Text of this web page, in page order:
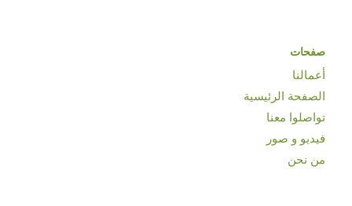
صفحات
أعمالنا
الصفحة الرئيسية
تواصلوا معنا
فيديو و صور
من نحن